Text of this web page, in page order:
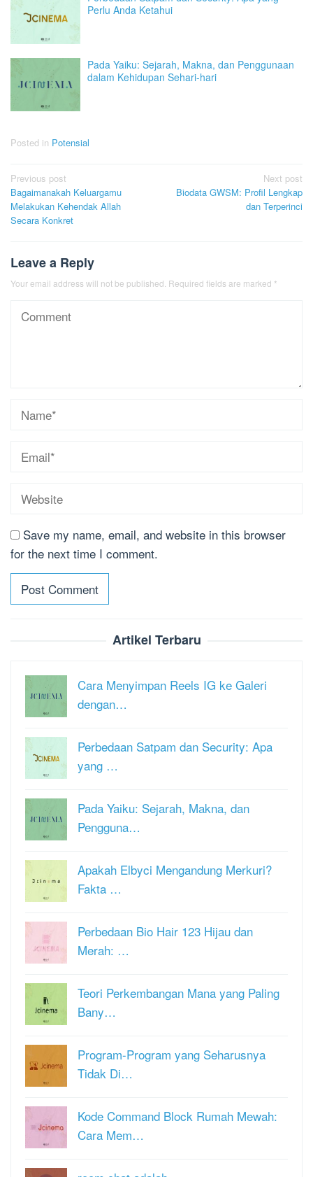
Perlu Anda Ketahui
Pada Yaiku: Sejarah, Makna, dan Penggunaan
dalam Kehidupan Sehari-hari
Posted in Potensial
Post
navigation
Previous post
Bagaimanakah Keluargamu
Melakukan Kehendak Allah
Secara Konkret
Next post
Biodata GWSM: Profil Lengkap
dan Terperinci
Leave a Reply
Your email address will not be published. Required fields are marked *
Save my name, email, and website in this browser
for the next time I comment.
Artikel Terbaru
Cara Menyimpan Reels IG ke Galeri
dengan…
Perbedaan Satpam dan Security: Apa
yang …
Pada Yaiku: Sejarah, Makna, dan
Pengguna…
Apakah Elbyci Mengandung Merkuri?
Fakta …
Perbedaan Bio Hair 123 Hijau dan
Merah: …
Teori Perkembangan Mana yang Paling
Bany…
Program-Program yang Seharusnya
Tidak Di…
Kode Command Block Rumah Mewah:
Cara Mem…